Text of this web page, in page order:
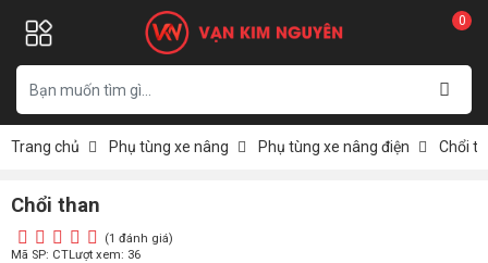
0
Trang chủ Phụ tùng xe nâng Phụ tùng xe nâng điện Chổi
Chổi than
(1 đánh giá)
Mã SP: CTLượt xem: 36